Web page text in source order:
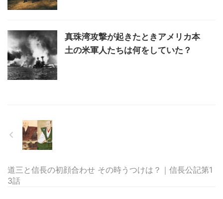
真珠湾攻撃が起きたときアメリカ本
土の米軍人たちは何をしていた？
道三と信長の初顔合わせ その時うつけは？｜信長公記第1
3話